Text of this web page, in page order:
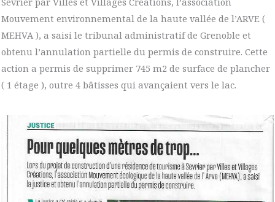
Mouvement environnemental de la haute vallée de l’ARVE (
MEHVA ), a saisi le tribunal administratif de Grenoble et
obtenu l’annulation partielle du permis de construire. Cette
action a permis de supprimer 745 m2 de surface de plancher
( 1 étage ), outre 4 bâtisses qui avançaient vers le lac.